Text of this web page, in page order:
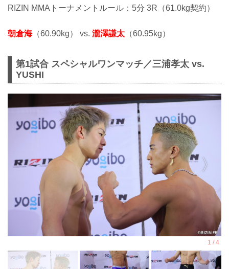
RIZIN MMAトーナメントルール：5分 3R（61.0kg契約）
朝倉海（60.90kg） vs. 瀧澤謙太 （60.95kg）
第1試合 スペシャルワンマッチ／三浦孝太 vs.
YUSHI